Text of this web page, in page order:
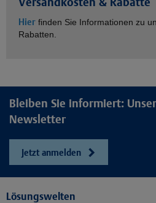
Hier finden Sie Informationen zu
Rabatten.
Bleiben Sie informiert:
Newsletter
Jetzt anmelden
Lösungswelten